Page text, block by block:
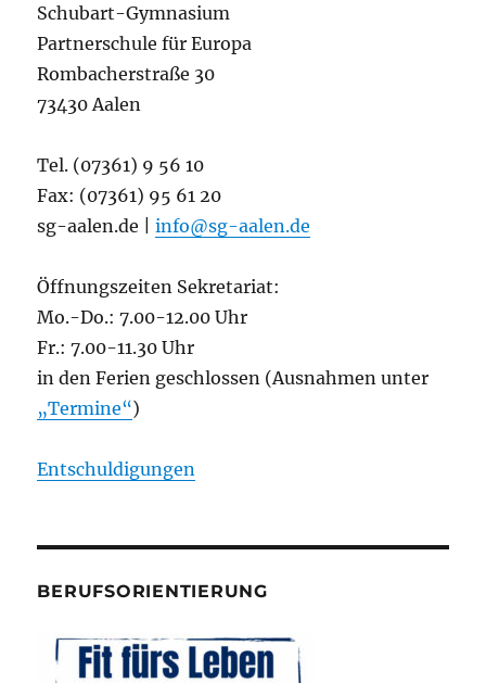
Schubart-Gymnasium
Partnerschule für Europa
Rombacherstraße 30
73430 Aalen
Tel. (07361) 9 56 10
Fax: (07361) 95 61 20
sg-aalen.de |info@sg-aalen.de
Öffnungszeiten Sekretariat:
Mo.-Do.: 7.00-12.00 Uhr
Fr.: 7.00-11.30 Uhr
in den Ferien geschlossen (Ausnahmen unter
„Termine“)
Entschuldigungen
BERUFSORIENTIERUNG